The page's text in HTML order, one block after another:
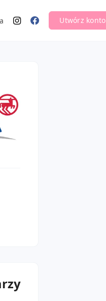
Utwórz konto